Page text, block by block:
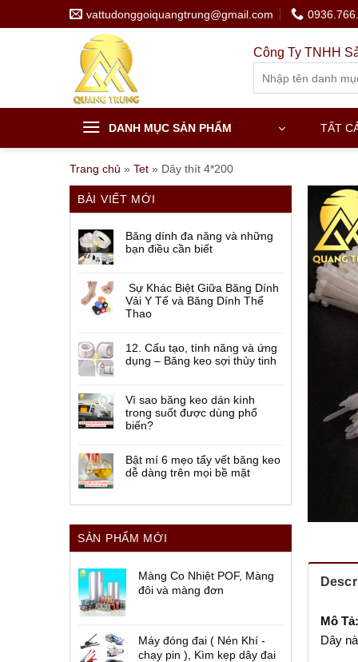
to
vattudonggoiquangtrung@gmail.com
Công Ty TNHH
DANH MỤC SẢN PHẨM TẤT
Trang chủ » Tet » Dây thít 4*200
BÀI VIẾT MỚI
Băng dính đa năng và những
bạn điều cần biết
Sự Khác Biệt Giữa Băng Dính
Vải Y Tế và Băng Dính Thể
Thao
12. Cấu tạo, tính năng và ứng
dụng – Băng keo sợi thủy tinh
Vì sao băng keo dán kính
trong suốt được dùng phổ
biến?
Bật mí 6 mẹo tẩy vết băng keo
dễ dàng trên mọi bề mặt
SẢN PHẨM MỚI
Màng Co Nhiệt POF, Màng
đôi và màng đơn
Máy đóng đai ( Nén Khí -
chạy pin ), Kìm kẹp dây đai
Mô
Dây